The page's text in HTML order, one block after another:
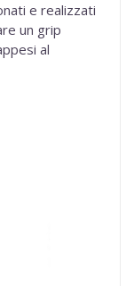
e realizzati
un grip
al